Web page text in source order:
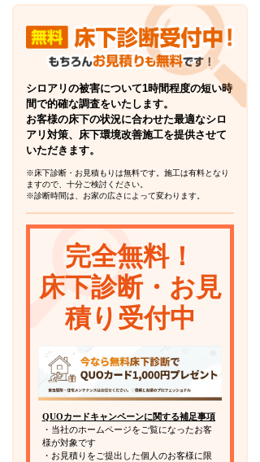
シロアリの被害について1時間程度の短い時
間で的確な調査をいたします。
お客様の床下の状況に合わせた最適なシロ
アリ対策、床下環境改善施工を提供させて
いただきます。
※床下診断・お見積もりは無料です。施工は有料となり
ますので、十分ご検討ください。
※診断時間は、お家の広さによって変わります。
完全無料！
床下診断・お見
積り受付中
QUOカードキャンペーンに関する補足事項
・当社のホームページをご覧になったお客
様が対象です
・お見積りをご提出した個人のお客様に限